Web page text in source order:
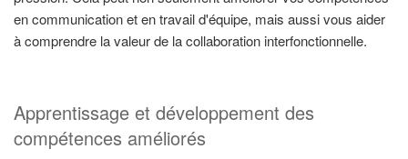
en communication et en travail d'équipe, mais aussi vous aider
à comprendre la valeur de la collaboration interfonctionnelle.
Apprentissage et développement des
compétences améliorés